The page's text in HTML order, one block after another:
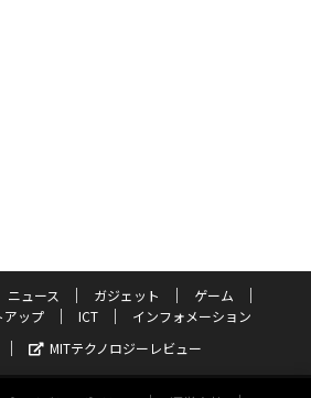
ニュース ガジェット
ゲーム
アップ ICT
インフォメーション
MITテクノロジーレビュー